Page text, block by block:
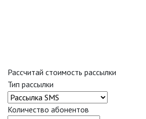
Рассчитай стоимость рассылки
Тип рассылки
Количество абонентов